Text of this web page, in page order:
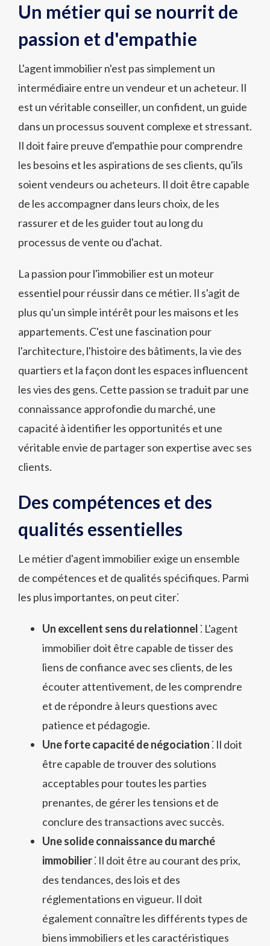
Un métier qui se nourrit de
passion et d'empathie
L'agent immobilier n'est pas simplement un
intermédiaire entre un vendeur et un acheteur. Il
est un véritable conseiller, un confident, un guide
dans un processus souvent complexe et stressant.
Il doit faire preuve d'empathie pour comprendre
les besoins et les aspirations de ses clients, qu'ils
soient vendeurs ou acheteurs. Il doit être capable
de les accompagner dans leurs choix, de les
rassurer et de les guider tout au long du
processus de vente ou d'achat.
La passion pour l'immobilier est un moteur
essentiel pour réussir dans ce métier. Il s'agit de
plus qu'un simple intérêt pour les maisons et les
appartements. C'est une fascination pour
l'architecture, l'histoire des bâtiments, la vie des
quartiers et la façon dont les espaces influencent
les vies des gens. Cette passion se traduit par une
connaissance approfondie du marché, une
capacité à identifier les opportunités et une
véritable envie de partager son expertise avec ses
clients.
Des compétences et des
qualités essentielles
Le métier d'agent immobilier exige un ensemble
de compétences et de qualités spécifiques. Parmi
les plus importantes, on peut citer⁚
Un excellent sens du relationnel ⁚ L'agent
immobilier doit être capable de tisser des
liens de confiance avec ses clients, de les
écouter attentivement, de les comprendre
et de répondre à leurs questions avec
patience et pédagogie.
Une forte capacité de négociation ⁚ Il doit
être capable de trouver des solutions
acceptables pour toutes les parties
prenantes, de gérer les tensions et de
conclure des transactions avec succès.
Une solide connaissance du marché
immobilier⁚ Il doit être au courant des prix,
des tendances, des lois et des
réglementations en vigueur. Il doit
également connaître les différents types de
biens immobiliers et les caractéristiques